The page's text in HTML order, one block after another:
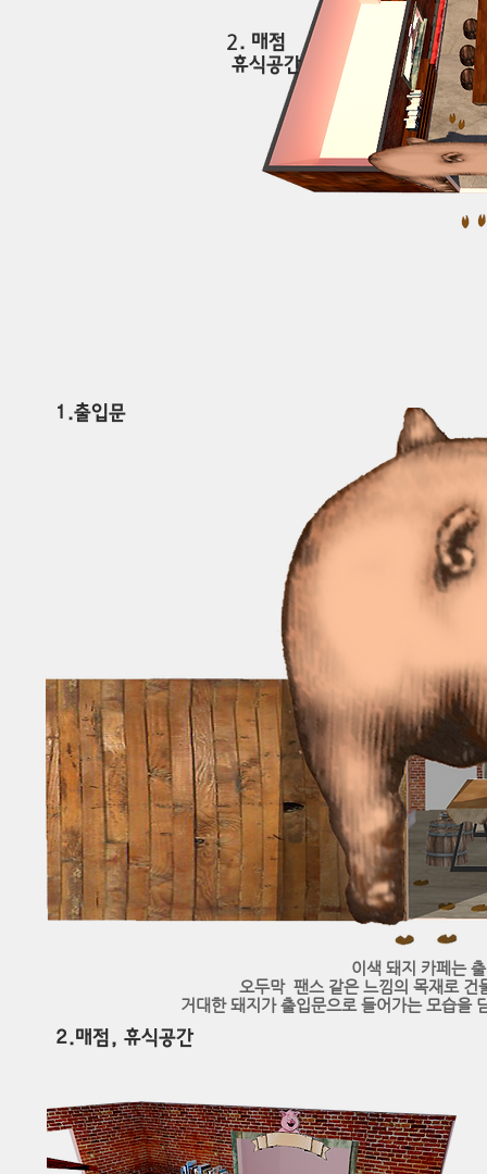
​2. 매점
휴식공간
이색 돼지 카페는
오두막 팬스 같은 느낌의 목재로 건
거대한 돼지가 출입문으로 들어가는 모습을
​1.출입문
​2.매점 , 휴식공간